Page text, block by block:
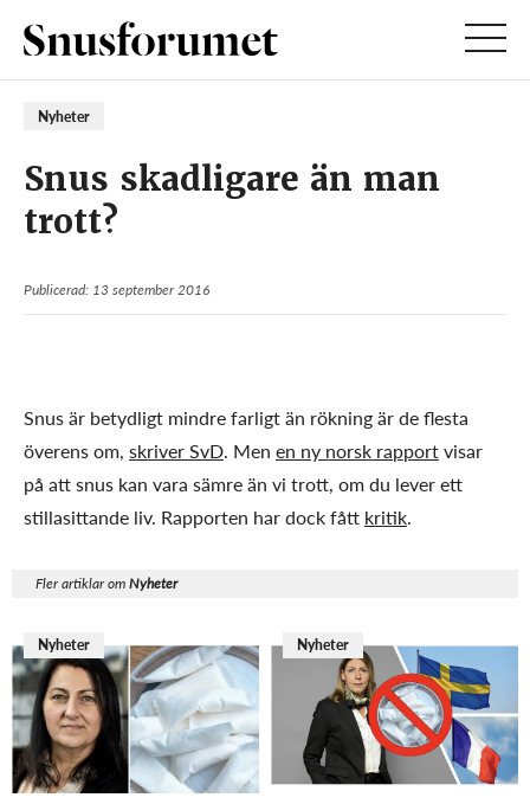
Nyheter
Snus skadligare än man
trott?
Publicerad: 13 september 2016
Snus är betydligt mindre farligt än rökning är de flesta
överens om, skriver SvD. Men en ny norsk rapportvisar
på att snus kan vara sämre än vi trott, om du lever ett
stillasittande liv. Rapporten har dock fått kritik.
Fler artiklar omNyheter
Nyheter Nyheter